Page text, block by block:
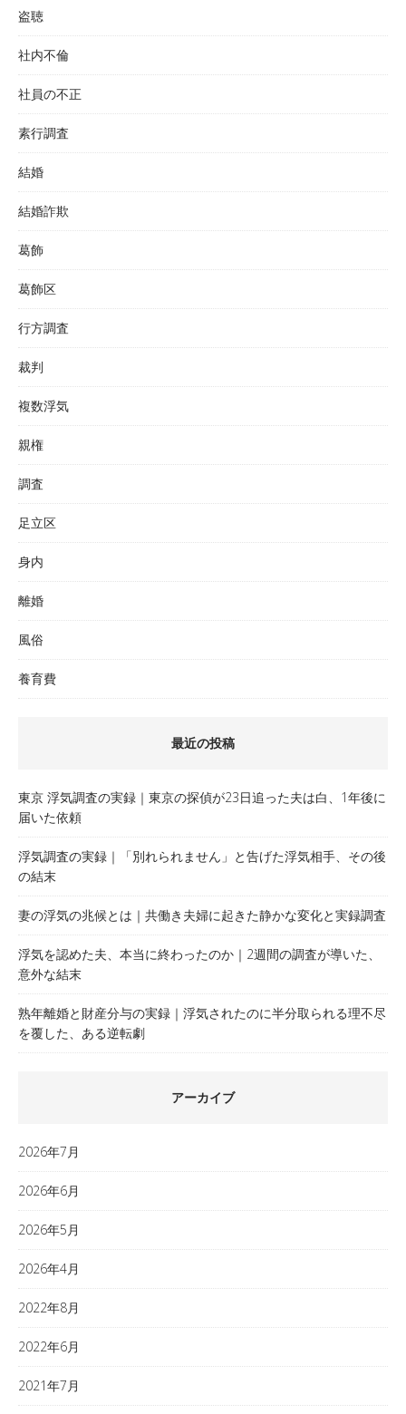
盗聴
社内不倫
社員の不正
素行調査
結婚
結婚詐欺
葛飾
葛飾区
行方調査
裁判
複数浮気
親権
調査
足立区
身内
離婚
風俗
養育費
最近の投稿
東京 浮気調査の実録｜東京の探偵が23日追った夫は白、1年後に
届いた依頼
浮気調査の実録｜「別れられません」と告げた浮気相手、その後
の結末
妻の浮気の兆候とは｜共働き夫婦に起きた静かな変化と実録調査
浮気を認めた夫、本当に終わったのか｜2週間の調査が導いた、
意外な結末
熟年離婚と財産分与の実録｜浮気されたのに半分取られる理不尽
を覆した、ある逆転劇
アーカイブ
2026年7月
2026年6月
2026年5月
2026年4月
2022年8月
2022年6月
2021年7月